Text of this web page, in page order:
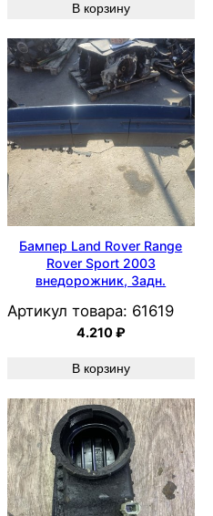
В корзину
Бампер Land Rover Range
Rover Sport 2003
внедорожник, Задн.
Артикул товара: 61619
4.210₽
В корзину